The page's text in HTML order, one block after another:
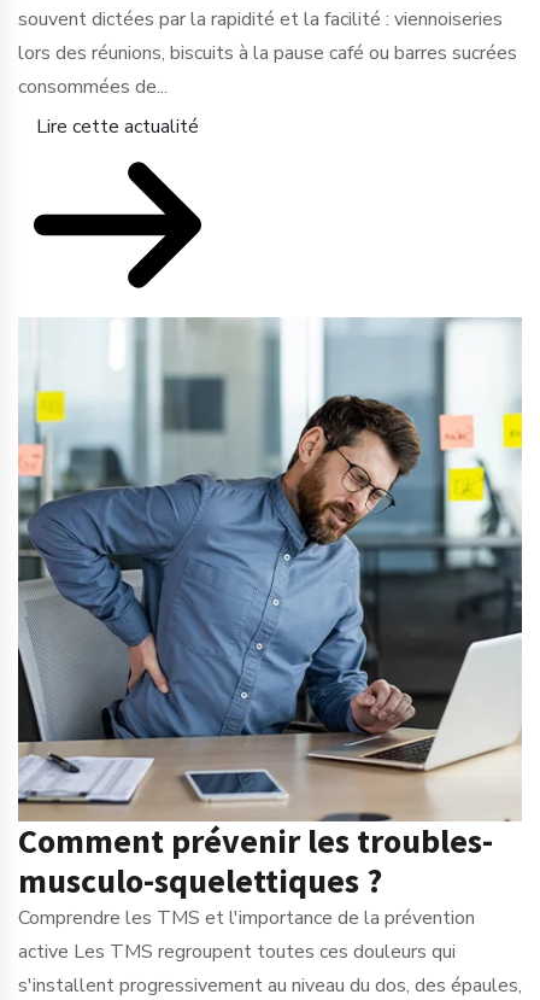
souvent dictées par la rapidité et la facilité : viennoiseries
lors des réunions, biscuits à la pause café ou barres sucrées
consommées de...
Lire cette actualité
Comment prévenir les troubles-
musculo-squelettiques ?
Comprendre les TMS et l'importance de la prévention
active Les TMS regroupent toutes ces douleurs qui
s'installent progressivement au niveau du dos, des épaules,